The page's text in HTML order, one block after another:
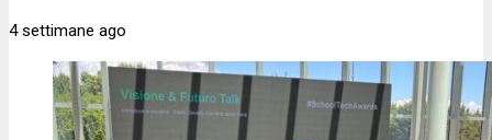
4 settimane ago